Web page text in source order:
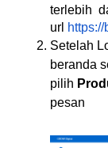
terlebih
url
Setelah
beranda
pilih
pesan